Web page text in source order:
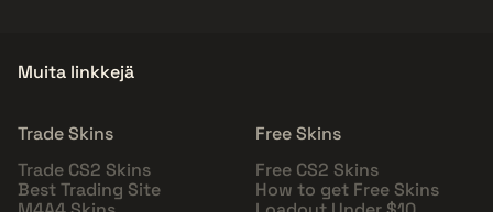
Muita linkkejä
Trade Skins
Trade CS2 Skins
Best Trading Site
Free Skins
Free CS2 Skins
How to get Free Skins